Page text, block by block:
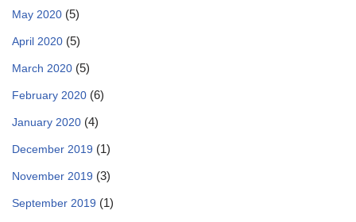
May 2020 (5)
April 2020 (5)
March 2020 (5)
February 2020 (6)
January 2020 (4)
December 2019 (1)
November 2019 (3)
September 2019 (1)